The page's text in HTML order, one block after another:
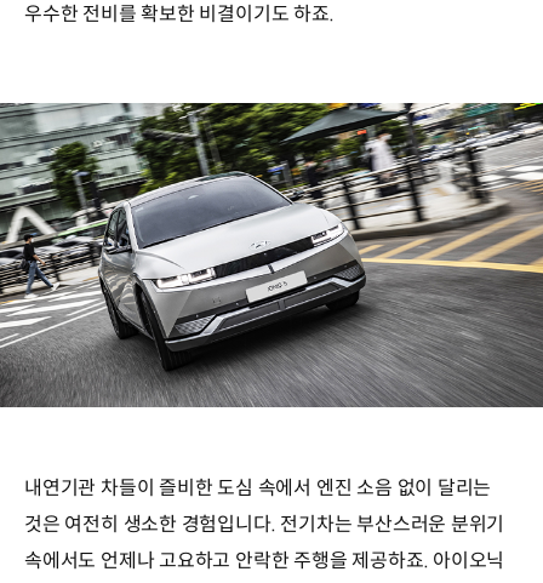
우수한 전비를 확보한 비결이기도 하죠.
내연기관 차들이 즐비한 도심 속에서 엔진 소음 없이 달리는
것은 여전히 생소한 경험입니다. 전기차는 부산스러운 분위기
속에서도 언제나 고요하고 안락한 주행을 제공하죠. 아이오닉